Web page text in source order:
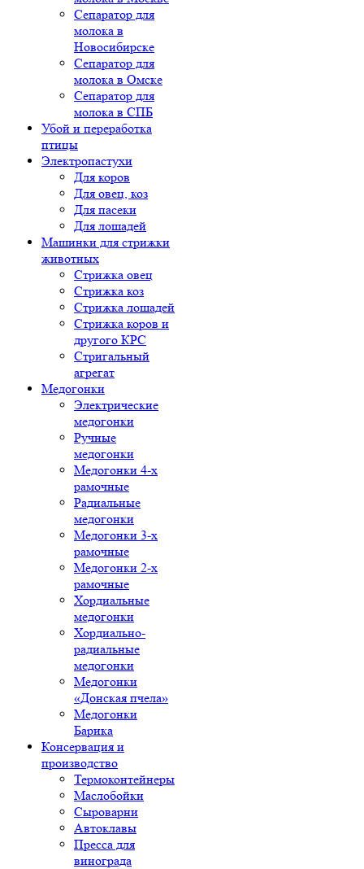
Сепаратор для
молока в
Новосибирске
Сепаратор для
молока в Омске
Сепаратор для
молока в СПБ
Убой и переработка
птицы
Электропастухи
Для коров
Для овец, коз
Для пасеки
Для лошадей
Машинки для стрижки
животных
Стрижка овец
Стрижка коз
Стрижка лошадей
Стрижка коров и
другого КРС
Стригальный
агрегат
Медогонки
Электрические
медогонки
Ручные
медогонки
Медогонки 4-х
рамочные
Радиальные
медогонки
Медогонки 3-х
рамочные
Медогонки 2-х
рамочные
Хордиальные
медогонки
Хордиально-
радиальные
медогонки
Медогонки
«Донская пчела»
Медогонки
Барика
Консервация и
производство
Термоконтейнеры
Маслобойки
Сыроварни
Автоклавы
Пресса для
винограда